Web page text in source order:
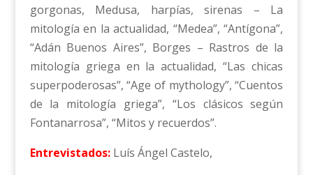
gorgonas, Medusa, harpías, sirenas – La
mitología en la actualidad, “Medea”, “Antígona”,
“Adán Buenos Aires”, Borges – Rastros de la
mitología griega en la actualidad, “Las chicas
superpoderosas”, “Age of mythology”, “Cuentos
de la mitología griega”, “Los clásicos según
Fontanarrosa”, “Mitos y recuerdos”.
Entrevistados: Luís Ángel Castelo,